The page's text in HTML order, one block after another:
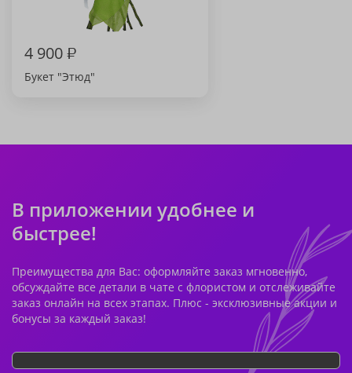
4 900₽
Букет "Этюд"
В приложении удобнее и
быстрее!
Преимущества для Вас: оформляйте заказ мгновенно,
обсуждайте все детали в чате с флористом и отслеживайте
заказ онлайн на всех этапах. Плюс - эксклюзивные акции и
бонусы за каждый заказ!